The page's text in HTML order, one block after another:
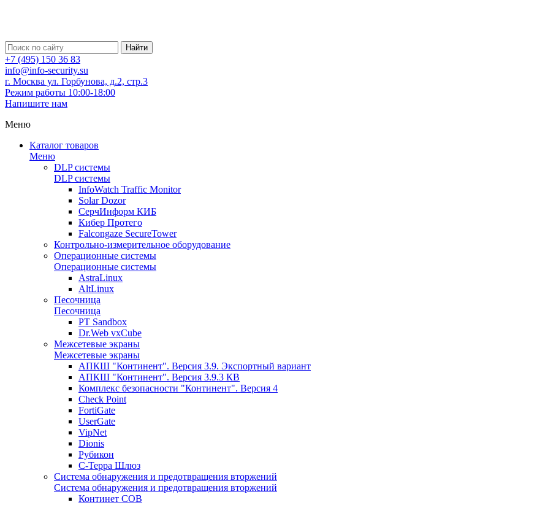
Найти
+7 (495) 150 36 83
info@info-security.su
г. Москва ул. Горбунова, д.2, стр.3
Режим работы 10:00-18:00
Напишите нам
Меню
Каталог товаров
Меню
DLP системы
DLP системы
InfoWatch Traffic Monitor
Solar Dozor
СерчИнформ КИБ
Кибер Протего
Falcongaze SecureTower
Контрольно-измерительное оборудование
Операционные системы
Операционные системы
AstraLinux
AltLinux
Песочница
Песочница
PT Sandbox
Dr.Web vxCube
Межсетевые экраны
Межсетевые экраны
АПКШ "Континент". Версия 3.9. Экспортный вариант
АПКШ "Континент". Версия 3.9.3 КВ
Комплекс безопасности "Континент". Версия 4
Check Point
FortiGate
UserGate
VipNet
Dionis
Рубикон
С-Терра Шлюз
Система обнаружения и предотвращения вторжений
Система обнаружения и предотвращения вторжений
Континет СОВ